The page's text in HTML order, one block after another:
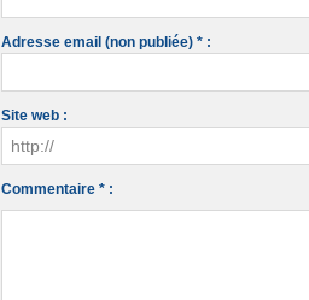
Adresse email (non publiée) * :
Site web :
Commentaire * :